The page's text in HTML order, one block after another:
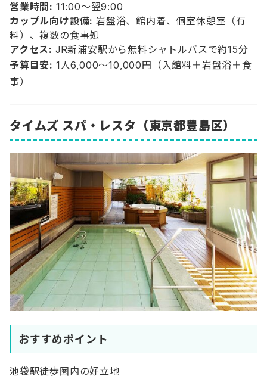
営業時間: 11:00〜翌9:00
カップル向け設備: 岩盤浴、館内着、個室休憩室（有
料）、複数の食事処
アクセス: JR新浦安駅から無料シャトルバスで約15分
予算目安: 1人6,000〜10,000円（入館料＋岩盤浴＋食
事）
タイムズ スパ・レスタ（東京都豊島区）
おすすめポイント
池袋駅徒歩圏内の好立地